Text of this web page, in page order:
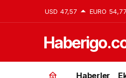
USD 47,57 EURO 54,77
Haberler